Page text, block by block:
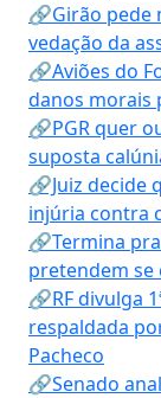
🔗Girão pede
vedação da
🔗Aviões do
danos morais
🔗PGR quer
suposta
🔗Juiz decide
injúria contra
🔗Termina
pretendem se
🔗RF divulga
respaldada
Pacheco
🔗Senado